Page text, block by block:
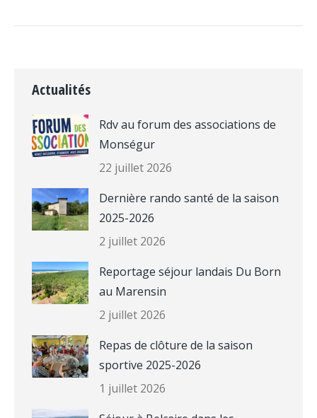
Actualités
Rdv au forum des associations de
Monségur
22 juillet 2026
Dernière rando santé de la saison
2025-2026
2 juillet 2026
Reportage séjour landais Du Born
au Marensin
2 juillet 2026
Repas de clôture de la saison
sportive 2025-2026
1 juillet 2026